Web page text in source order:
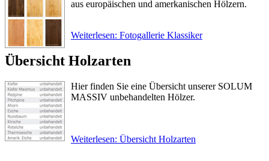
aus europäischen und amerkanischen Hölzern.
Weiterlesen: Fotogallerie Klassiker
Übersicht Holzarten
Hier finden Sie eine Übersicht unserer SOLUM
MASSIV unbehandelten Hölzer.
Weiterlesen: Übersicht Holzarten